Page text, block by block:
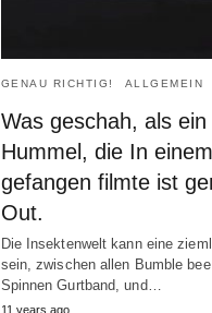
GENAU RICHTIG! ALLGEMEIN
Was geschah, als
Hummel, die In
gefangen filmte ist
Out.
Die Insektenwelt kann eine
sein, zwischen allen Bumble
Spinnen Gurtband, und…
11 years ago